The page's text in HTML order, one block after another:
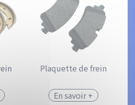
Plaquette de frein
En savoir +